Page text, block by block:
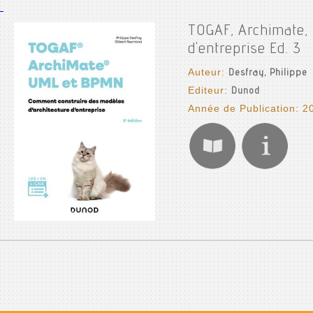
TOGAF,
d'entreprise Ed. 3
Auteur: Desfray, Philippe
Editeur:Dunod
Année de Publication: